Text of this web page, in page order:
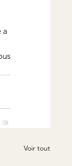
a
Voir tout